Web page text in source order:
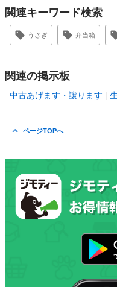
関連キーワード検索
うさぎ 弁当箱
関連の掲示板
中古あげます・譲ります
ページTOPへ